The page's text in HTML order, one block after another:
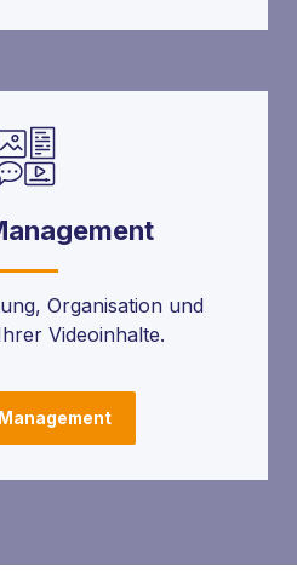
Organisation und
Videoinhalte.